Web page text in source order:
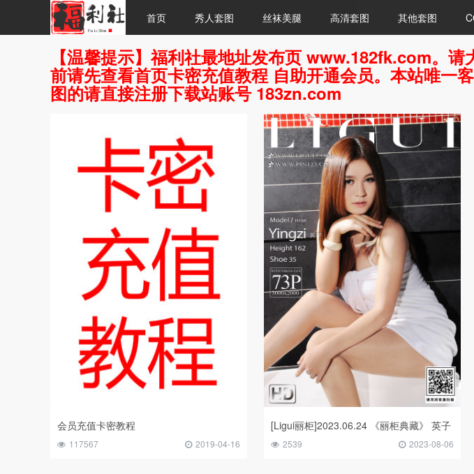
首页 秀人套图 丝袜美腿 高清套图 其他套图
【温馨提示】福利社最地址发布页 www.182fk.com。
前请先查看首页卡密充值教程 自助开通会员。本站唯一
图的请直接注册下载站账号 183zn.com
会员充值卡密教程
117567 2019-04-16
[Ligui丽柜]2023.06.24 《丽柜典藏》 英子
2539 2023-08-06